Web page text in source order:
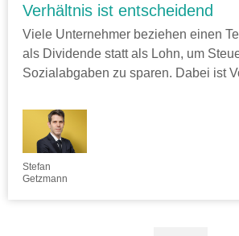
Verhältnis ist entscheidend
Viele Unternehmer beziehen einen
als Dividende statt als Lohn, um
Sozialabgaben zu sparen. Dabei ist
Stefan
Getzmann